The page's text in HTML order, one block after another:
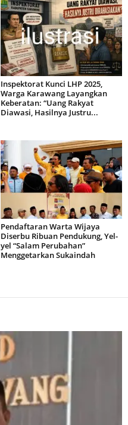
Inspektorat Kunci LHP 2025,
Warga Karawang Layangkan
Keberatan: “Uang Rakyat
Diawasi, Hasilnya Justru...
Pendaftaran Warta Wijaya
Diserbu Ribuan Pendukung, Yel-
yel “Salam Perubahan”
Menggetarkan Sukaindah